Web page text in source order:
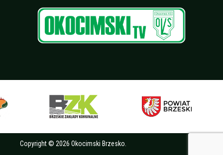
Copyright © 2026 Okocimski Brzesko.